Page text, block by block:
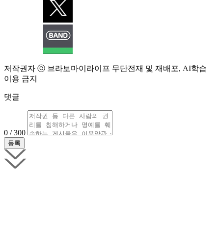
저작권자 ⓒ 브라보마이라이프 무단전재 및 재배포, AI학습
이용 금지
댓글
0 / 300